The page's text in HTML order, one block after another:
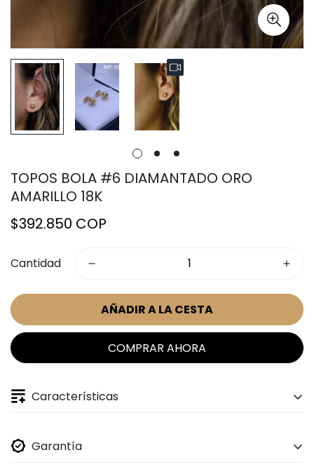
TOPOS BOLA #6 DIAMANTADO ORO
AMARILLO 18K
Precio
$392.850 COP
Cantidad
AÑADIR A LA CESTA
COMPRAR AHORA
Características
Garantía